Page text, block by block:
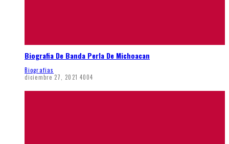
Biografia De Banda Perla De Michoacan
Biografias
diciembre 27, 2021 4004